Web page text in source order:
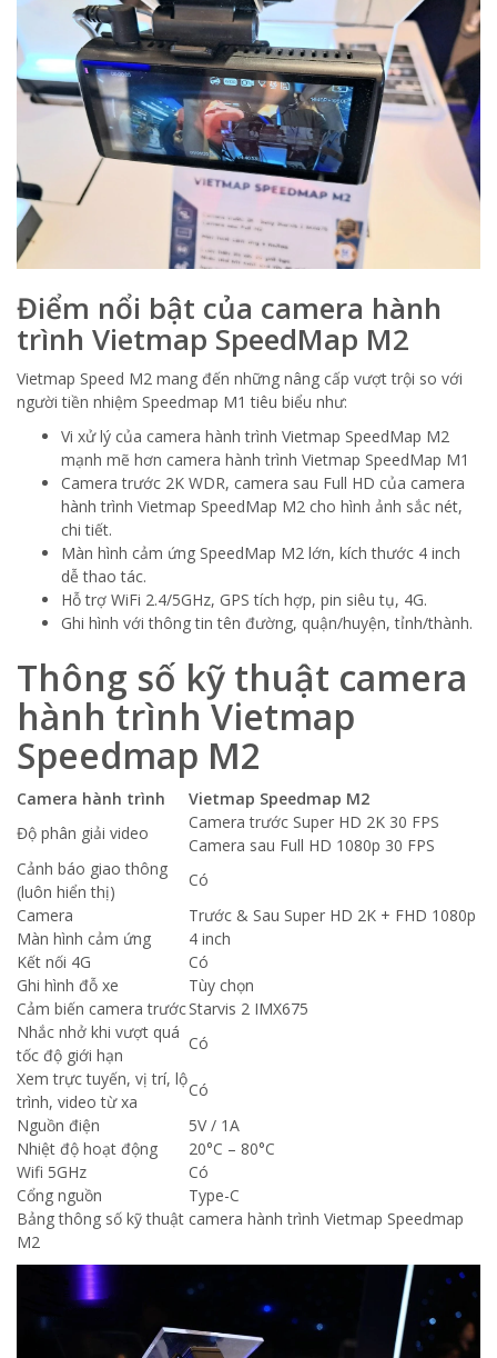
Điểm nổi bật của camera hành
trình Vietmap SpeedMap M2
Vietmap Speed M2 mang đến những nâng cấp vượt trội so với
người tiền nhiệm Speedmap M1 tiêu biểu như:
Vi xử lý của camera hành trình Vietmap SpeedMap M2
mạnh mẽ hơn camera hành trình Vietmap SpeedMap M1
Camera trước 2K WDR, camera sau Full HD của camera
hành trình Vietmap SpeedMap M2 cho hình ảnh sắc nét,
chi tiết.
Màn hình cảm ứng SpeedMap M2 lớn, kích thước 4 inch
dễ thao tác.
Hỗ trợ WiFi 2.4/5GHz, GPS tích hợp, pin siêu tụ, 4G.
Ghi hình với thông tin tên đường, quận/huyện, tỉnh/thành.
Thông số kỹ thuật camera
hành trình Vietmap
Speedmap M2
Camera hành trình
Vietmap Speedmap M2
Độ phân giải video
Camera trước Super HD 2K 30 FPS
Camera sau Full HD 1080p 30 FPS
Cảnh báo giao thông
(luôn hiển thị)
Có
Camera
Trước & Sau Super HD 2K + FHD 1080p
Màn hình cảm ứng
4 inch
Kết nối 4G
Có
Ghi hình đỗ xe
Tùy chọn
Cảm biến camera trướcStarvis 2 IMX675
Nhắc nhở khi vượt quá
tốc độ giới hạn
Có
Xem trực tuyến, vị trí, lộ
trình, video từ xa
Có
Nguồn điện
5V / 1A
Nhiệt độ hoạt động
20°C – 80°C
Wifi 5GHz
Có
Cổng nguồn
Type-C
Bảng thông số kỹ thuật camera hành trình Vietmap Speedmap
M2